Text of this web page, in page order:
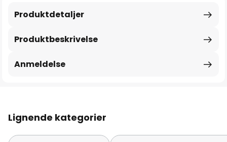
Produktbeskrivelse
Produktdetaljer
Anmeldelse
Lignende kategorier